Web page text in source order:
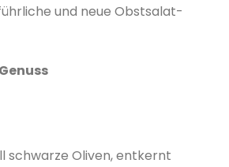
und neue Obstsalat-
schwarze Oliven, entkernt